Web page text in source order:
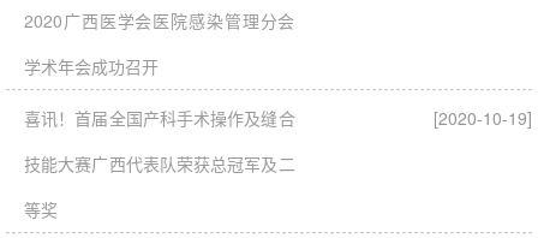
2020广西医学会医院感染管理分会
学术年会成功召开
喜讯！首届全国产科手术操作及缝合
技能大赛广西代表队荣获总冠军及二
等奖
[2020-10-19]